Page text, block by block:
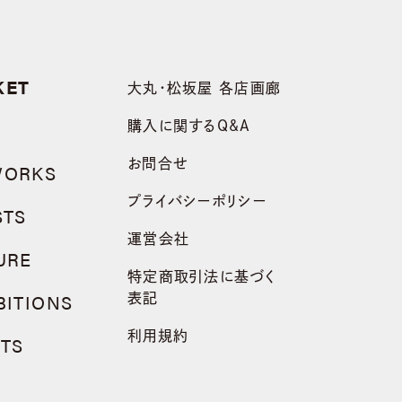
大丸・松坂屋 各店画廊
購入に関するQ&A
お問合せ
プライバシーポリシー
運営会社
特定商取引法に基づく
表記
利用規約